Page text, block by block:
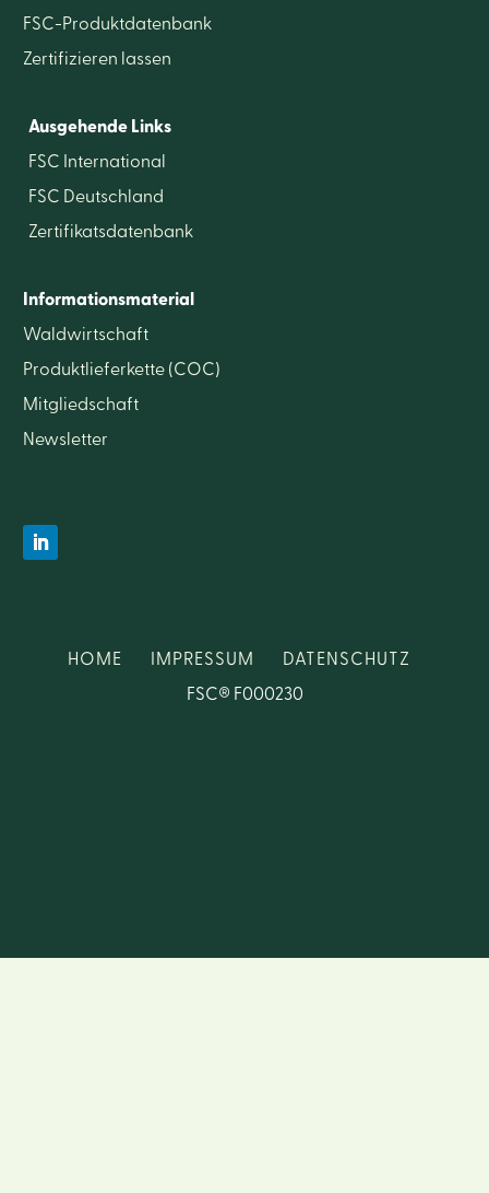
FSC-Produktdatenbank
Zertifizieren lassen
Ausgehende Links
FSC International
FSC Deutschland
Zertifikatsdatenbank
Informationsmaterial
Waldwirtschaft
Produktlieferkette (COC)
Mitgliedschaft
Newsletter
HOME IMPRESSUM
DATENSCHUTZ
FSC® F000230